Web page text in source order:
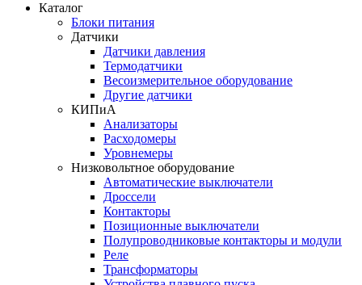
Каталог
Блоки питания
Датчики
Датчики давления
Термодатчики
Весоизмерительное оборудование
Другие датчики
КИПиА
Анализаторы
Расходомеры
Уровнемеры
Низковольтное оборудование
Автоматические выключатели
Дроссели
Контакторы
Позиционные выключатели
Полупроводниковые контакторы и модули
Реле
Трансформаторы